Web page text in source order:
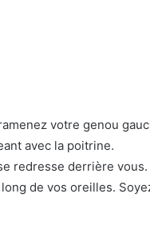
votre genou
avec la poitrine.
redresse derrière vous.
de vos oreilles.